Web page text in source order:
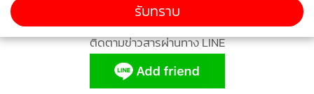
ติดตามข่าวสารผ่านทาง LINE
รับทราบ